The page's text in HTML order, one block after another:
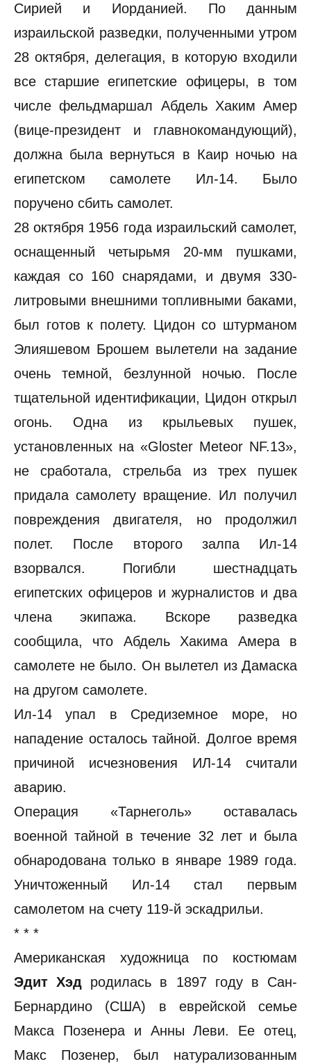
Сирией и Иорданией. По данным
израильской разведки, полученными утром
28 октября, делегация, в которую входили
все старшие египетские офицеры, в том
числе фельдмаршал Абдель Хаким Амер
(вице-президент и главнокомандующий),
должна была вернуться в Каир ночью на
египетском самолете Ил-14. Было
поручено сбить самолет.
28 октября 1956 года израильский самолет,
оснащенный четырьмя 20-мм пушками,
каждая со 160 снарядами, и двумя 330-
литровыми внешними топливными баками,
был готов к полету. Цидон со штурманом
Элияшевом Брошем вылетели на задание
очень темной, безлунной ночью. После
тщательной идентификации, Цидон открыл
огонь. Одна из крыльевых пушек,
установленных на «Gloster Meteor NF.13»,
не сработала, стрельба из трех пушек
придала самолету вращение. Ил получил
повреждения двигателя, но продолжил
полет. После второго залпа Ил-14
взорвался. Погибли шестнадцать
египетских офицеров и журналистов и два
члена экипажа. Вскоре разведка
сообщила, что Абдель Хакима Амера в
самолете не было. Он вылетел из Дамаска
на другом самолете.
Ил-14 упал в Средиземное море, но
нападение осталось тайной. Долгое время
причиной исчезновения ИЛ-14 считали
аварию.
Операция «Тарнеголь» оставалась
военной тайной в течение 32 лет и была
обнародована только в январе 1989 года.
Уничтоженный Ил-14 стал первым
самолетом на счету 119-й эскадрильи.
* * *
Американская художница по костюмам
Эдит Хэд родилась в 1897 году в Сан-
Бернардино (США) в еврейской семье
Макса Позенера и Анны Леви. Ее отец,
Макс Позенер, был натурализованным